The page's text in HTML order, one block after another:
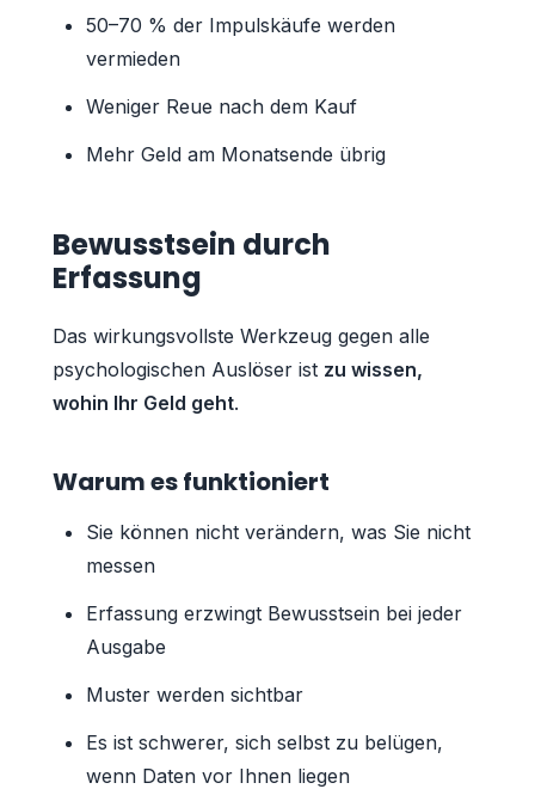
50–70 % der Impulskäufe werden
vermieden
Weniger Reue nach dem Kauf
Mehr Geld am Monatsende übrig
Bewusstsein durch
Erfassung
Das wirkungsvollste Werkzeug gegen alle
psychologischen Auslöser ist zu wissen,
wohin Ihr Geld geht.
Warum es funktioniert
Sie können nicht verändern, was Sie nicht
messen
Erfassung erzwingt Bewusstsein bei jeder
Ausgabe
Muster werden sichtbar
Es ist schwerer, sich selbst zu belügen,
wenn Daten vor Ihnen liegen